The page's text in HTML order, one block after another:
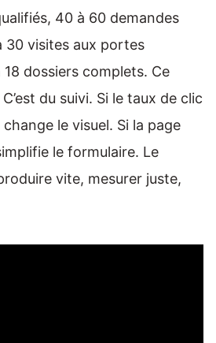
40 à 60 demandes
30 visites aux portes
dossiers complets. Ce
du suivi. Si le taux de clic
le visuel. Si la page
le formulaire. Le
vite, mesurer juste,